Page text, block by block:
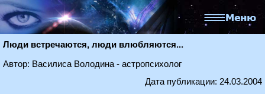
Люди встречаются, люди влюбляются...
Автор: Василиса Володина - астропсихолог
Дата публикации: 24.03.2004